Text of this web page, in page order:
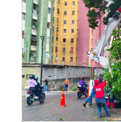
Con estas
Yois Coellar